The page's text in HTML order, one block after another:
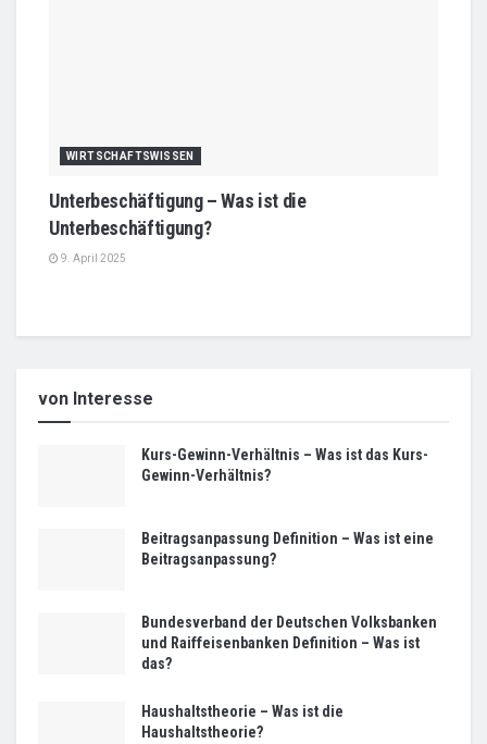
WIRTSCHAFTSWISSEN
Unterbeschäftigung – Was ist die
Unterbeschäftigung?
9. April 2025
von Interesse
Kurs-Gewinn-Verhältnis – Was ist das Kurs-
Gewinn-Verhältnis?
Beitragsanpassung Definition – Was ist eine
Beitragsanpassung?
Bundesverband der Deutschen Volksbanken
und Raiffeisenbanken Definition – Was ist
das?
Haushaltstheorie – Was ist die
Haushaltstheorie?